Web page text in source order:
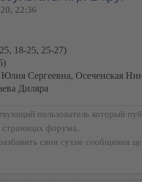
22:36
18-25, 25-27)
Юлия Сергеевна, Осеченская
Диляра
пользователь который
форума.
свои сухие сообщения